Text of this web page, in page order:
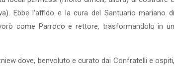
Ebbe l’affido e la cura del Santuario mariano di
come Parroco e rettore, trasformandolo in un
dove, benvoluto e curato dai Confratelli e ospiti,